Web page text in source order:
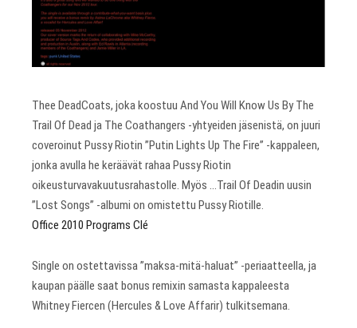
Thee DeadCoats, joka koostuu And You Will Know Us By The
Trail Of Dead ja The Coathangers -yhtyeiden jäsenistä, on juuri
coveroinut Pussy Riotin ”Putin Lights Up The Fire” -kappaleen,
jonka avulla he keräävät rahaa Pussy Riotin
oikeusturvavakuutusrahastolle. Myös …Trail Of Deadin uusin
”Lost Songs” -albumi on omistettu Pussy Riotille.
Office 2010 Programs Clé
Single on ostettavissa ”maksa-mitä-haluat” -periaatteella, ja
kaupan päälle saat bonus remixin samasta kappaleesta
Whitney Fiercen (Hercules & Love Affarir) tulkitsemana.